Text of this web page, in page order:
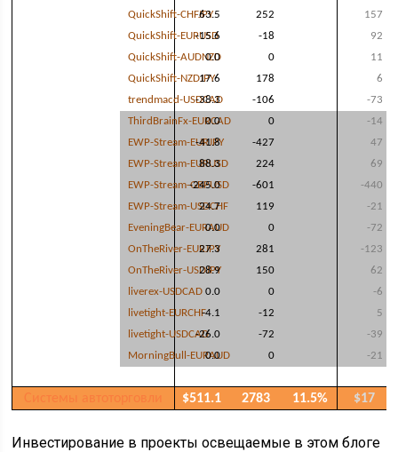
QuickShift-CHFJPY
63.5 252
157
QuickShift-EURUSD
-15.6 -18
92
QuickShift-AUDNZD
0.0 0
11
QuickShift-NZDJPY
17.6 178
6
trendmacd-USDCAD
-38.3 -106
-73
ThirdBrainFx-EURCAD
0.0 0
-14
EWP-Stream-EURJPY
-41.8 -427
47
EWP-Stream-EURUSD
88.3 224
69
EWP-Stream-GBPUSD
-245.0 -601
-440
EWP-Stream-USDCHF
24.7 119
-21
EveningBear-EURAUD
0.0 0
-72
OnTheRiver-EURJPY
27.3 281
-123
OnTheRiver-USDJPY
28.9 150
62
liverex-USDCAD 0.0 0
-6
livetight-EURCHF-4.1 -12
5
livetight-USDCAD-26.0 -72
-39
MorningBull-EURAUD
0.0 0 -21
Системы автоторговли $511.1 2783 11.5% $17
Инвестирование в проекты освещаемые в этом блоге